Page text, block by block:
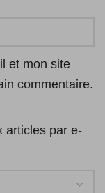
et mon site
commentaire.
articles par e-